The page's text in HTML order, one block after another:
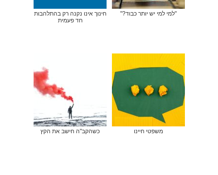
"למי למי יש יותר כבוד?"
חינוך אינו נקנה רק בהתלהבות
חד פעמית
משפטי חיינו כשהקב"ה חישב את הקץ